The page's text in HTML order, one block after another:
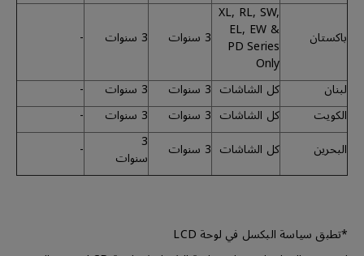
باكستان
XL, RL, SW,
EL, EW &
PD Series
Only
3 سنوات 3 سنوات -
لبنان كل الشاشات 3 سنوات 3 سنوات
-
الكويت
كل الشاشات 3 سنوات 3 سنوات
-
البحرين
كل الشاشات 3 سنوات سنوات -
*تطبق سياسة البكسل في لوحة LCD